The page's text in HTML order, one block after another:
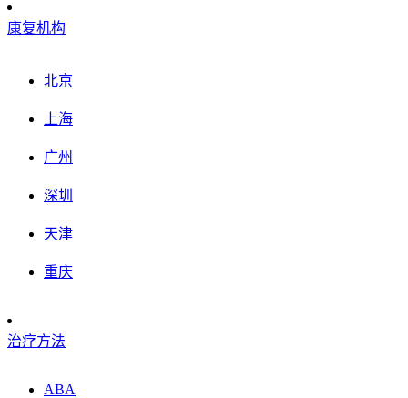
康复机构
北京
上海
广州
深圳
天津
重庆
治疗方法
ABA